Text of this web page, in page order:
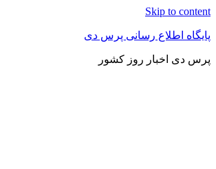
Skip to content
پایگاه اطلاع رسانی پرس دی
پرس دی اخبار روز کشور